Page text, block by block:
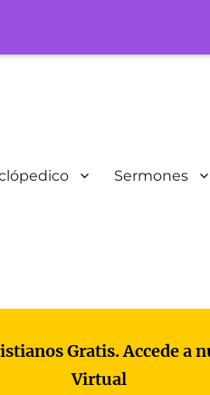
Sermones
Gratis. Accede a
Virtual